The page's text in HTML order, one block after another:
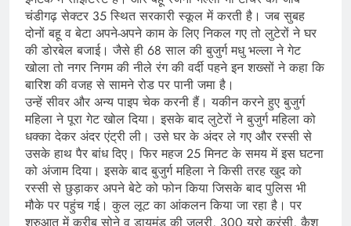
चंडीगढ़ सेक्टर 35 स्थित सरकारी स्कूल में करती है। जब सुबह
दोनों बहू व बेटा अपने-अपने काम के लिए निकल गए तो लुटेरों ने घर
की डोरबेल बजाई। जैसे ही 68 साल की बुजुर्ग मधु भल्ला ने गेट
खोला तो नगर निगम की नीले रंग की वर्दी पहने इन शख्सों ने कहा कि
बारिश की वजह से सामने रोड पर पानी जमा है।
उन्हें सीवर और अन्य पाइप चेक करनी हैं। यकीन करने हुए बुजुर्ग
महिला ने पूरा गेट खोल दिया। इसके बाद लुटेरों ने बुजुर्ग महिला को
धक्का देकर अंदर एंट्री ली। उसे घर के अंदर ले गए और रस्सी से
उसके हाथ पैर बांध दिए। फिर महज 25 मिनट के समय में इस घटना
को अंजाम दिया। इसके बाद बुजुर्ग महिला ने किसी तरह खुद को
रस्सी से छुड़ाकर अपने बेटे को फोन किया जिसके बाद पुलिस भी
मौके पर पहुंच गई। कुल लूट का आंकलन किया जा रहा है। पर
शुरुआत में करीब सोने व डायमंड की जूलरी, 300 यूरो करंसी, कैश